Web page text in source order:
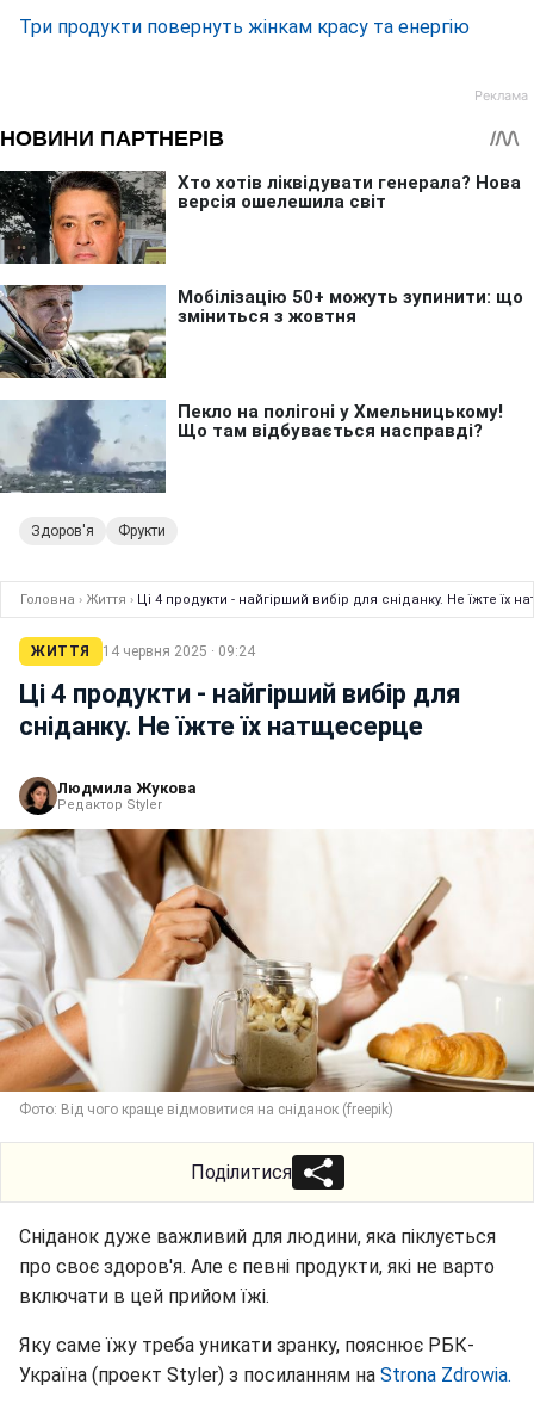
Три продукти повернуть жінкам красу та енергію
Здоров'я Фрукти
Головна › Життя › Ці 4 продукти - найгірший вибір для сніданку. Не їжте їх
ЖИТТЯ 14 червня 2025 · 09:24
Ці 4 продукти - найгірший вибір для
сніданку. Не їжте їх натщесерце
Людмила Жукова
Редактор Styler
Фото: Від чого краще відмовитися на сніданок (freepik)
Поділитися
Сніданок дуже важливий для людини, яка піклується
про своє здоров'я. Але є певні продукти, які не варто
включати в цей прийом їжі.
Яку саме їжу треба уникати зранку, пояснює РБК-
Україна (проект Styler) з посиланням на Strona Zdrowia.